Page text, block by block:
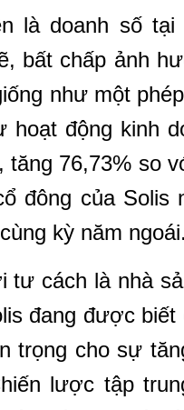
là doanh số
bất chấp ảnh
như một
hoạt động kinh
tăng 76,73% so
đông của Solis
kỳ năm ngoái.
tư cách là nhà
đang được
trọng cho sự
lược tập